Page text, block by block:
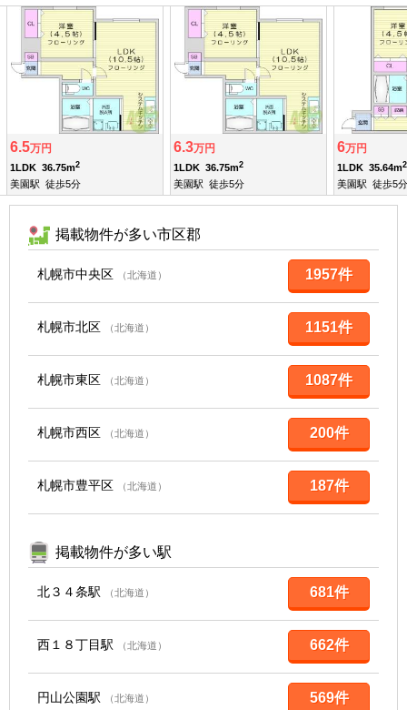
6.5万円
1LDK 36.75m2
美園駅 徒歩5分
6.3万円
1LDK 36.75m2
美園駅 徒歩5分
6万円
1LDK 35.64m2
美園駅 徒歩5分
掲載物件が多い市区郡
札幌市中央区 （北海道） 1957件
札幌市北区 （北海道） 1151件
札幌市東区 （北海道） 1087件
札幌市西区 （北海道） 200件
札幌市豊平区 （北海道） 187件
掲載物件が多い駅
北３４条駅 （北海道） 681件
西１８丁目駅 （北海道） 662件
円山公園駅 （北海道） 569件